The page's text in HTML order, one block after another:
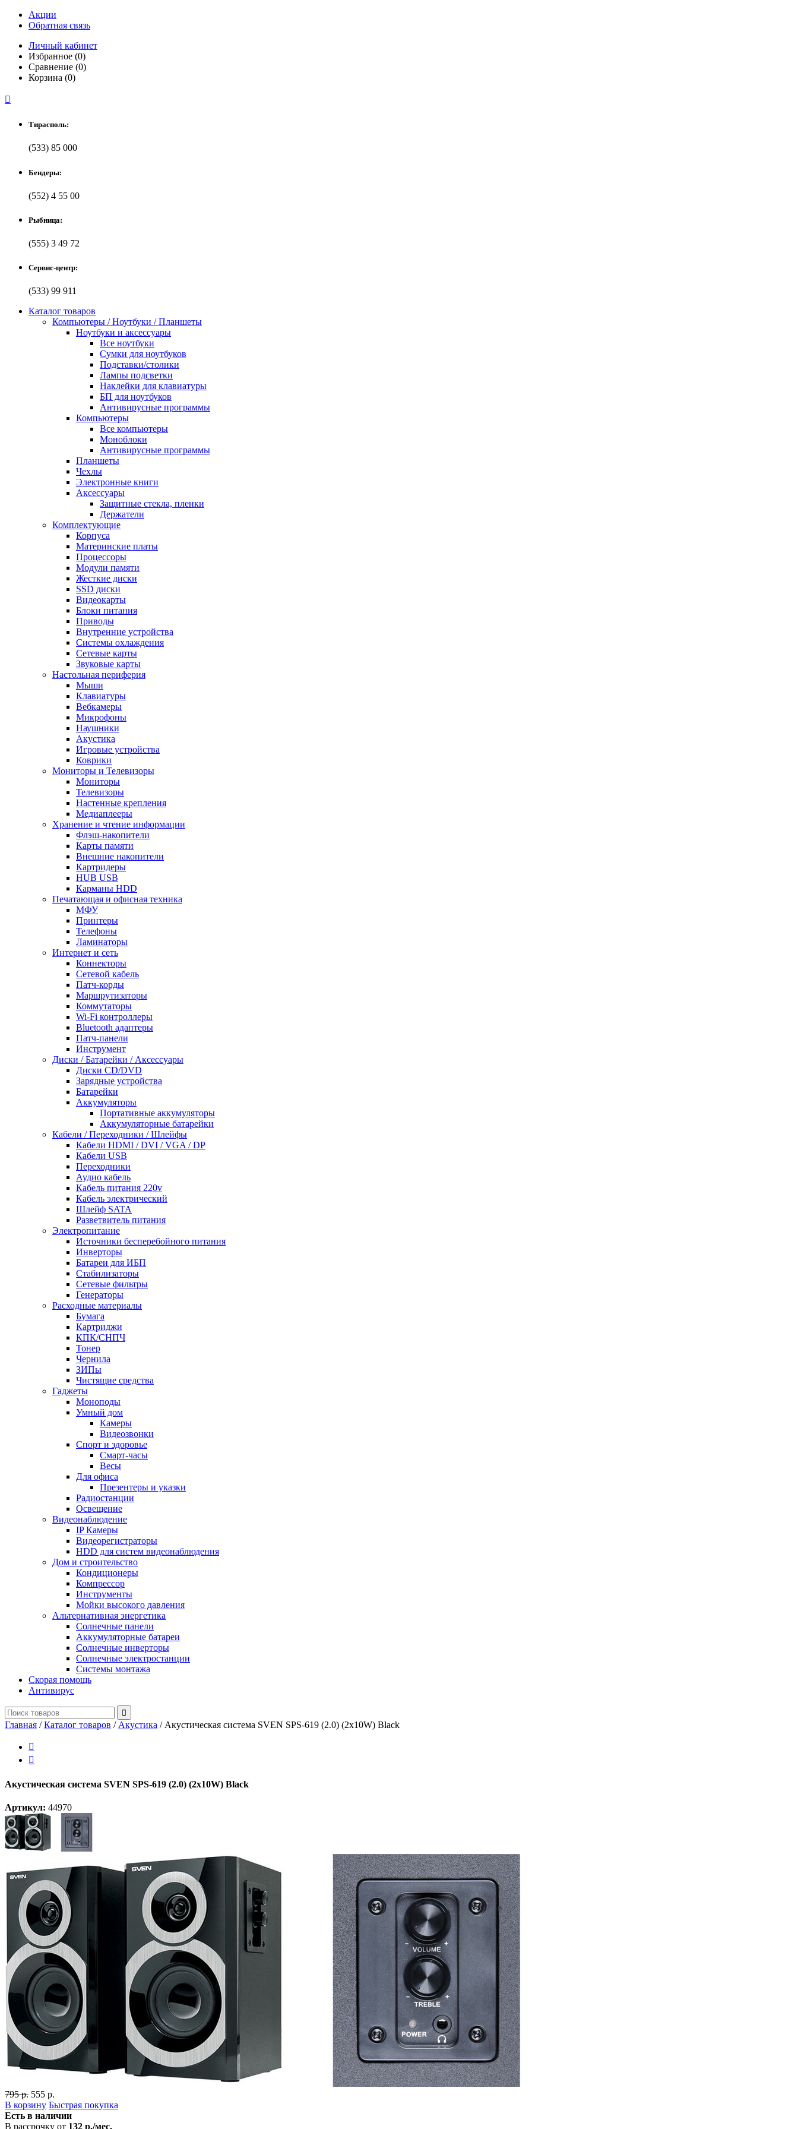
Акции
Обратная связь
Личный кабинет
Избранное (0)
Сравнение (0)
Корзина (0)

Тирасполь:
(533) 85 000
Бендеры:
(552) 4 55 00
Рыбница:
(555) 3 49 72
Сервис-центр:
(533) 99 911
Каталог товаров
Компьютеры / Ноутбуки / Планшеты
Ноутбуки и аксессуары
Все ноутбуки
Сумки для ноутбуков
Подставки/столики
Лампы подсветки
Наклейки для клавиатуры
БП для ноутбуков
Антивирусные программы
Компьютеры
Все компьютеры
Моноблоки
Антивирусные программы
Планшеты
Чехлы
Электронные книги
Аксессуары
Защитные стекла, пленки
Держатели
Комплектующие
Корпуса
Материнские платы
Процессоры
Модули памяти
Жесткие диски
SSD диски
Видеокарты
Блоки питания
Приводы
Внутренние устройства
Системы охлаждения
Сетевые карты
Звуковые карты
Настольная периферия
Мыши
Клавиатуры
Вебкамеры
Микрофоны
Наушники
Акустика
Игровые устройства
Коврики
Мониторы и Телевизоры
Мониторы
Телевизоры
Настенные крепления
Медиаплееры
Хранение и чтение информации
Флэш-накопители
Карты памяти
Внешние накопители
Картридеры
HUB USB
Карманы HDD
Печатающая и офисная техника
МФУ
Принтеры
Телефоны
Ламинаторы
Интернет и сеть
Коннекторы
Сетевой кабель
Патч-корды
Маршрутизаторы
Коммутаторы
Wi-Fi контроллеры
Bluetooth адаптеры
Патч-панели
Инструмент
Диски / Батарейки / Аксессуары
Диски CD/DVD
Зарядные устройства
Батарейки
Аккумуляторы
Портативные аккумуляторы
Аккумуляторные батарейки
Кабели / Переходники / Шлейфы
Кабели HDMI / DVI / VGA / DP
Кабели USB
Переходники
Аудио кабель
Кабель питания 220v
Кабель электрический
Шлейф SATA
Разветвитель питания
Электропитание
Источники бесперебойного питания
Инверторы
Батареи для ИБП
Стабилизаторы
Сетевые фильтры
Генераторы
Расходные материалы
Бумага
Картриджи
КПК/СНПЧ
Тонер
Чернила
ЗИПы
Чистящие средства
Гаджеты
Моноподы
Умный дом
Камеры
Видеозвонки
Спорт и здоровье
Смарт-часы
Весы
Для офиса
Презентеры и указки
Радиостанции
Освещение
Видеонаблюдение
IP Камеры
Видеорегистраторы
HDD для систем видеонаблюдения
Дом и строительство
Кондиционеры
Компрессор
Инструменты
Мойки высокого давления
Альтернативная энергетика
Солнечные панели
Аккумуляторные батареи
Солнечные инверторы
Солнечные электростанции
Системы монтажа
Скорая помощь
Антивирус
Главная /Каталог товаров / Акустика / Акустическая система SVEN SPS-619 (2.0) (2x10W) Black


Акустическая система SVEN SPS-619 (2.0) (2x10W) Black
Артикул: 44970
795 р. 555 р.
В корзину Быстрая покупка
Есть в наличии
В рассрочку от 132 р./мес.